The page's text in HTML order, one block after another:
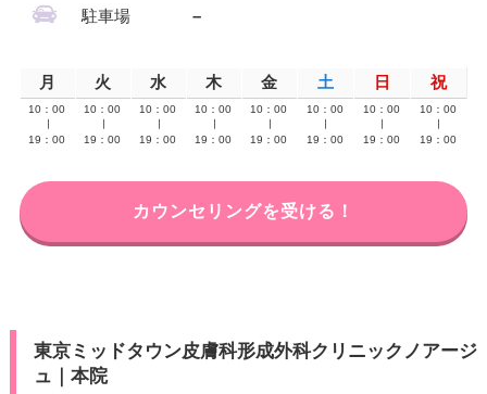
駐車場 –
月 火 水 木 金 土 日 祝
10：00
19：00
10：00
19：00
10：00
19：00
10：00
19：00
10：00
19：00
10：00
19：00
10：00
19：00
10：00
19：00
カウンセリングを受ける！
東京ミッドタウン皮膚科形成外科クリニックノアージ
ュ｜本院